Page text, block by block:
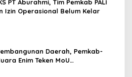
PT Aburahmi, Tim Pemkab PALI
Izin Operasional Belum Kelar
Daerah, Pemkab-
Enim Teken MoU